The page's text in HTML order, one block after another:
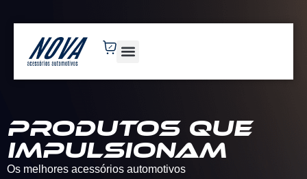
Produtos que
impulsionam
Os melhores acessórios automotivos